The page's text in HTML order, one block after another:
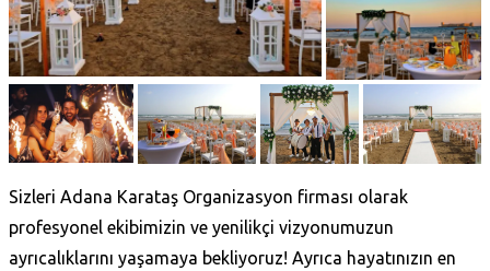
Sizleri Adana Karataş‎ Organizasyon firması olarak
profesyonel ekibimizin ve yenilikçi vizyonumuzun
ayrıcalıklarını yaşamaya bekliyoruz! Ayrıca hayatınızın en